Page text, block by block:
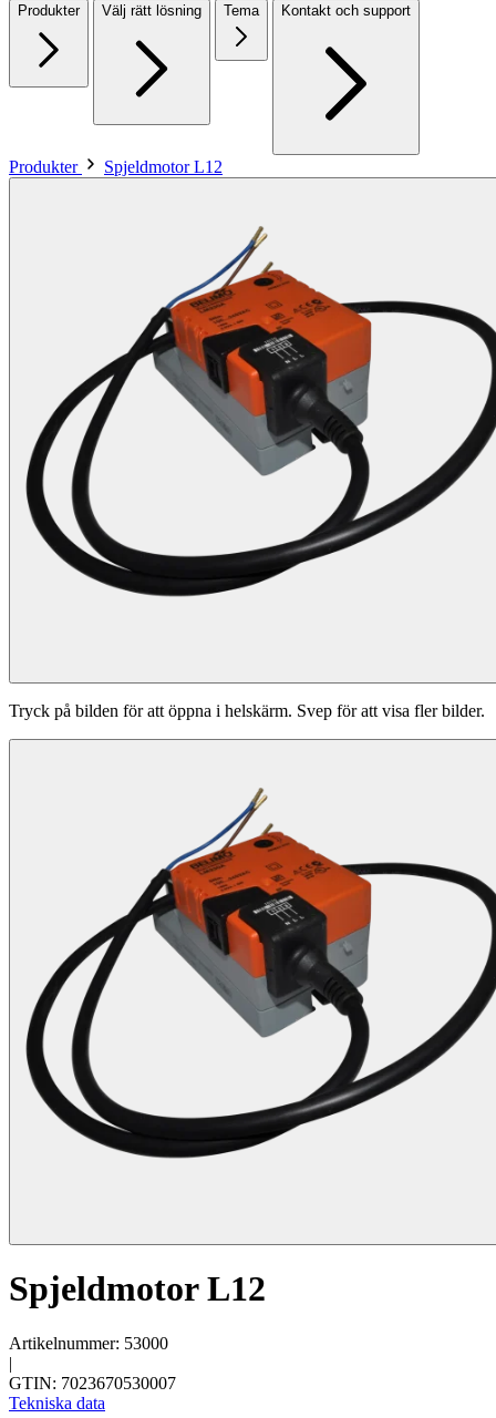
Produkter Välj rätt lösning Tema Kontakt och support
Produkter Spjeldmotor L12
Tryck på bilden för att öppna i helskärm. Svep för att visa fler bilder.
Spjeldmotor L12
Artikelnummer: 53000
|
GTIN: 7023670530007
Tekniska data